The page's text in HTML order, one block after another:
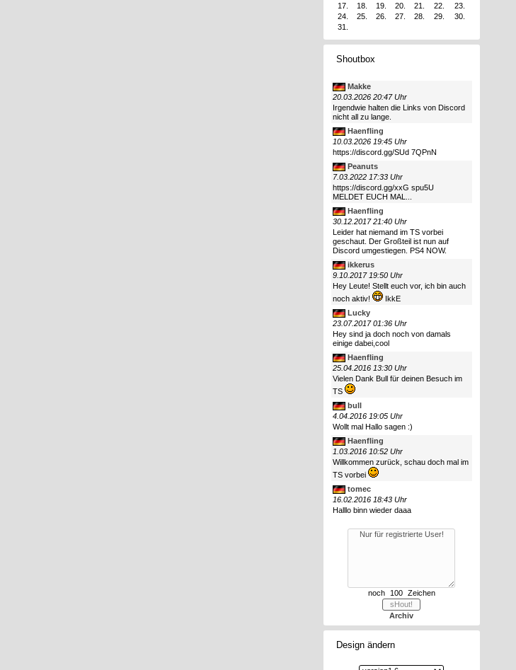
17.
18. 19. 20. 21. 22.
23.
24.
25. 26. 27. 28. 29.
30.
31.
Shoutbox
Makke
20.03.2026 20:47 Uhr
Irgendwie halten die Links von Discord
nicht all zu lange.
Haenfling
10.03.2026 19:45 Uhr
https://discord.gg/SUd 7QPnN
Peanuts
7.03.2022 17:33 Uhr
https://discord.gg/xxG spu5U
MELDET EUCH MAL...
Haenfling
30.12.2017 21:40 Uhr
Leider hat niemand im TS vorbei
geschaut. Der Großteil ist nun auf
Discord umgestiegen. PS4 NOW.
ikkerus
9.10.2017 19:50 Uhr
Hey Leute! Stellt euch vor, ich bin auch
noch aktiv!
IkkE
Lucky
23.07.2017 01:36 Uhr
Hey sind ja doch noch von damals
einige dabei,cool
Haenfling
25.04.2016 13:30 Uhr
Vielen Dank Bull für deinen Besuch im
TS
bull
4.04.2016 19:05 Uhr
Wollt mal Hallo sagen :)
Haenfling
1.03.2016 10:52 Uhr
Willkommen zurück, schau doch mal im
TS vorbei
tomec
16.02.2016 18:43 Uhr
Halllo binn wieder daaa
noch Zeichen
Archiv
Design ändern